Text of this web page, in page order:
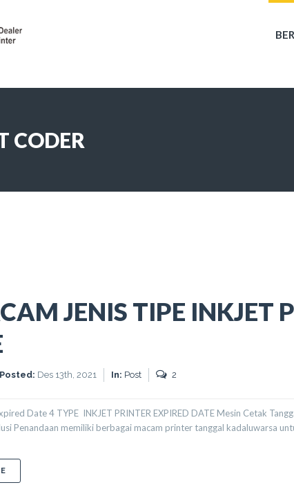
CODER
JENIS TIPE INKJET
Posted: Des 13th, 2021 In: Post 2
Date 4 TYPE INKJET PRINTER EXPIRED DATE Mesin Cetak
Penandaan memiliki berbagai macam printer tanggal kadaluwarsa